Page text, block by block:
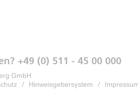
+49 (0) 511 - 45 00 000
GmbH
Hinweisgebersystem